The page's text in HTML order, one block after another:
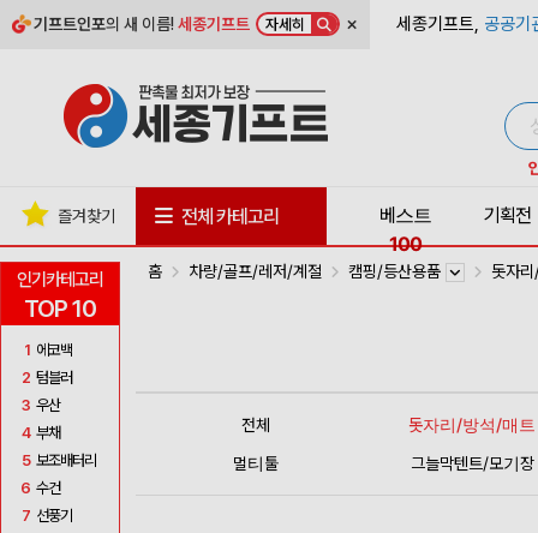
기프트인포의 새 이름!세종기프트 자세히 × 세종기프트, 공공기
인기카테고리
TOP 10
1 에코백
2 텀블러
3 우산
4 부채
5 보조배터리
6 수건
7 선풍기
즐겨찾기 전체 카테고리
베스트
100
기획전
홈 차량/골프/레저/계절 캠핑/등산용품 돗자
전체
돗자리/방석/매트
멀티툴
그늘막텐트/모기장